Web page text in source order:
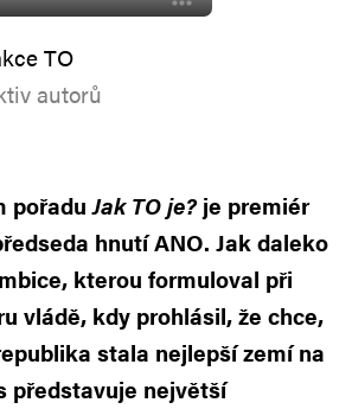
TO
autorů
pořaduJak TO je?je premiér
hnutí ANO. Jak daleko
kterou formuloval při
vládě, kdy prohlásil, že chce,
stala nejlepší zemí na
představuje největší